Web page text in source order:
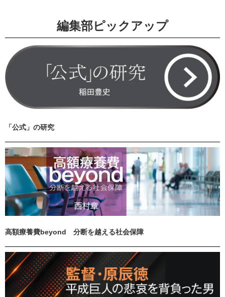
編集部ピックアップ
「公式」の研究
高額療養費beyond 分断を越える社会保障